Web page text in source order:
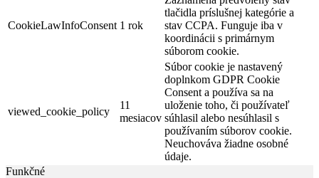
CookieLawInfoConsent 1 rok
tlačidla príslušnej kategórie a
stav CCPA. Funguje iba v
koordinácii s primárnym
súborom cookie.
viewed_cookie_policy
11
mesiacov
Súbor cookie je nastavený
doplnkom GDPR Cookie
Consent a používa sa na
uloženie toho, či používateľ
súhlasil alebo nesúhlasil s
používaním súborov cookie.
Neuchováva žiadne osobné
údaje.
Funkčné